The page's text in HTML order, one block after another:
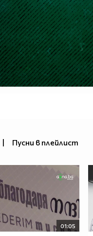
| Пусни в плейлист
01:05